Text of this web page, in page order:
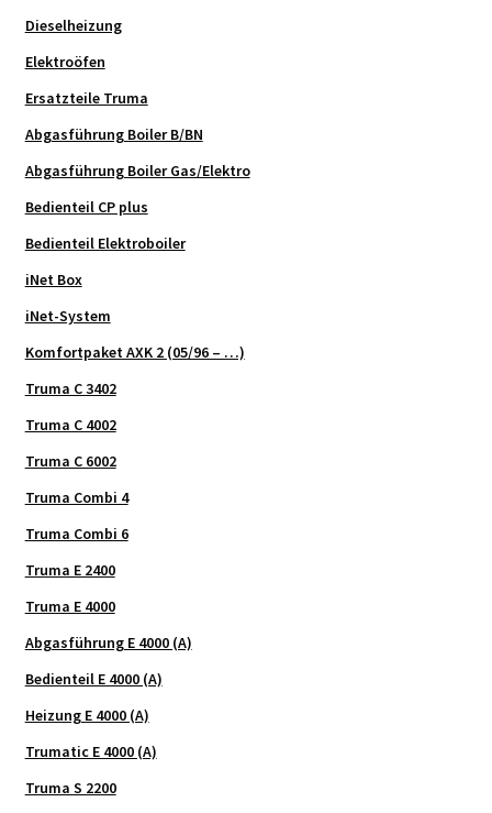
Dieselheizung
Elektroöfen
Ersatzteile Truma
Abgasführung Boiler B/BN
Abgasführung Boiler Gas/Elektro
Bedienteil CP plus
Bedienteil Elektroboiler
iNet Box
iNet-System
Komfortpaket AXK 2 (05/96 – …)
Truma C 3402
Truma C 4002
Truma C 6002
Truma Combi 4
Truma Combi 6
Truma E 2400
Truma E 4000
Abgasführung E 4000 (A)
Bedienteil E 4000 (A)
Heizung E 4000 (A)
Trumatic E 4000 (A)
Truma S 2200